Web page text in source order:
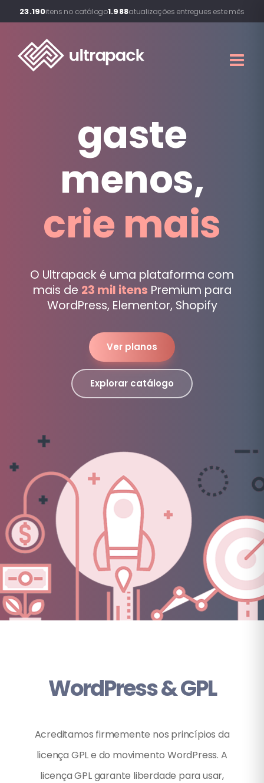
23.190itens no catálogo1.988atualizações entregues este mês
gaste
menos,
crie mais
O Ultrapack é uma plataforma com
mais de 23 mil itens Premium para
WordPress, Elementor, Shopify
Ver planos
Explorar catálogo
WordPress & GPL
Acreditamos firmemente nos princípios da
licença GPL e do movimento WordPress. A
licença GPL garante liberdade para usar,